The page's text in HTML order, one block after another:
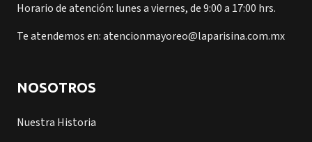
Horario de atención: lunes a viernes, de 9:00 a 17:00 hrs.
Te atendemos en: atencionmayoreo@laparisina.com.mx
NOSOTROS
Nuestra Historia